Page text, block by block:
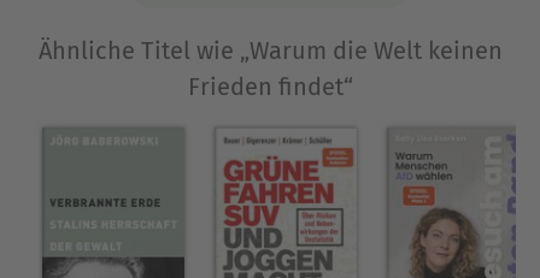
Ähnliche Titel wie „Warum die Welt keinen
Frieden findet“